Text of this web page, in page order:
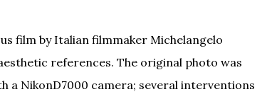
film by Italian filmmaker Michelangelo
references. The original photo was
a NikonD7000 camera; several interventions